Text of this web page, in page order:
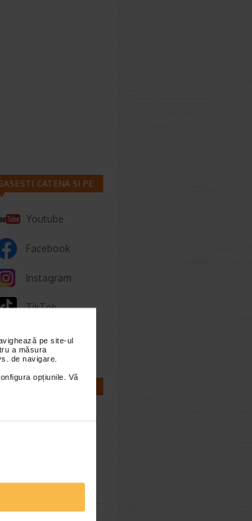
pe site-ul
a măsura
de navigare.
opțiunile. Vă
CATENA SI PE
Youtube
Facebook
Instagram
TikTok
Whatsapp
sarcina